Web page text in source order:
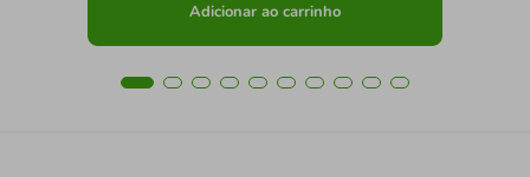
Adicionar ao carrinho